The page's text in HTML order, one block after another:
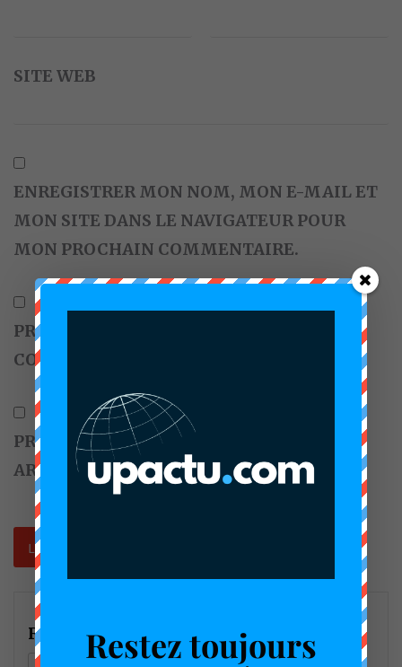
SITE WEB
ENREGISTRER MON NOM, MON E-MAIL ET
MON SITE DANS LE NAVIGATEUR POUR
MON PROCHAIN COMMENTAIRE.
PRÉVENEZ-MOI DE TOUS LES NOUVEAUX
COMMENTAIRES PAR E-MAIL.
PRÉVENEZ-MOI DE TOUS LES NOUVEAUX
ARTICLES PAR E-MAIL.
RechercherRestez toujours